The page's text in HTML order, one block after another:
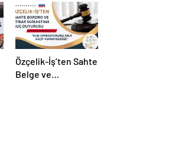
Özçelik-İş’ten Sahte
Belge ve